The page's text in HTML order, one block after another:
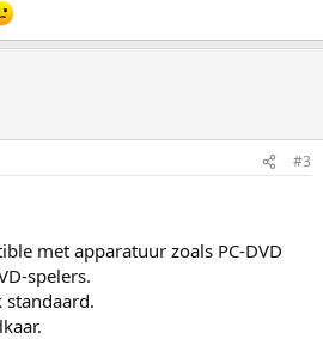
#3
met apparatuur zoals PC-DVD
spelers.